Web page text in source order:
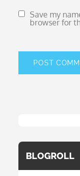
Save my
browser for
BLOGROLL